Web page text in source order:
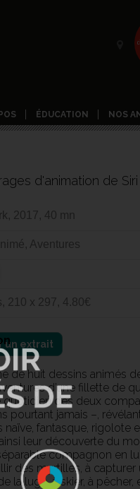
ÉDUCATION NOS
d'animation de
2017, 40 mn
Aventures
210 x 297, 4.80€
un extrait
de huit dessins animés
d’une fillette de
quotidien des deux
pourtant jamais –,
naïve, fantasque,
leur découverte du
compagnon en
des myrtilles, à
la luge, à skier, à pêcher,